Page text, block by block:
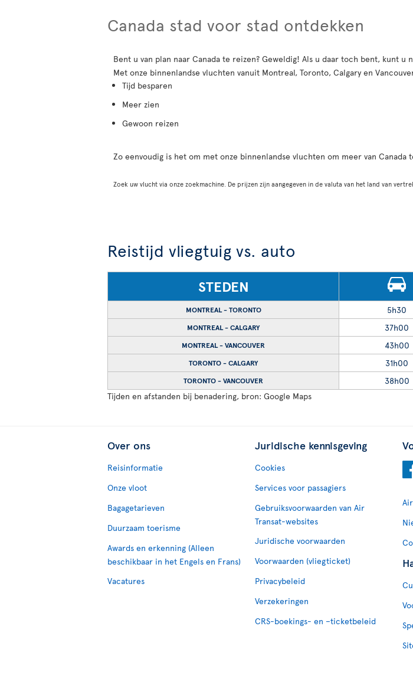
Canada stad voor stad ontdekken
Bent u van plan naar Canada te reizen? Geweldig! Als u daar toch bent, kunt
Met onze binnenlandse vluchten vanuit Montreal, Toronto, Calgary en
Tijd besparen
Meer zien
Gewoon reizen
Zo eenvoudig is het om met onze binnenlandse vluchten om meer van Canada
Zoek uw vlucht via onze zoekmachine. De prijzen zijn aangegeven in de valuta van het land van
Reistijd vliegtuig vs. auto
STEDEN
MONTREAL - TORONTO 5h30
MONTREAL - CALGARY 37h00
MONTREAL - VANCOUVER 43h00
TORONTO - CALGARY 31h00
TORONTO - VANCOUVER 38h00
Tijden en afstanden bij benadering, bron: Google Maps
Over ons
Reisinformatie
Onze vloot
Bagagetarieven
Duurzaam toerisme
Awards en erkenning (Alleen
beschikbaar in het Engels en Frans)
Vacatures
Juridische kennisgeving
Cookies
Services voor passagiers
Gebruiksvoorwaarden van Air
Transat-websites
Juridische voorwaarden
Voorwaarden (vliegticket)
Privacybeleid
Verzekeringen
CRS-boekings- en –ticketbeleid